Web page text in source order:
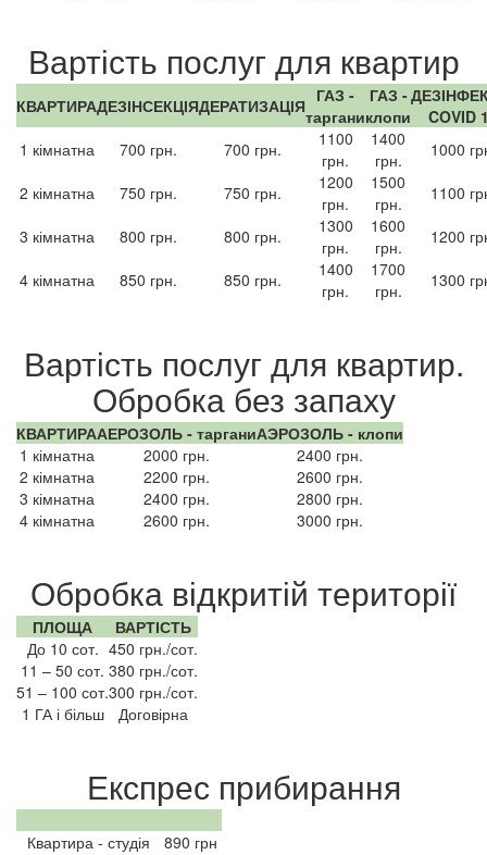
Вартість послуг для квартир
КВАРТИРАДЕЗІНСЕКЦІЯДЕРАТИЗАЦІЯ ГАЗ -
таргани
ГАЗ -
клопи
COVID
1 кімнатна
700 грн. 700 грн.
1100
грн.
1400
грн.
1000
2 кімнатна
750 грн. 750 грн.
1200
грн.
1500
грн.
1100
3 кімнатна
800 грн. 800 грн.
1300
грн.
1600
грн.
1200
4 кімнатна
850 грн. 850 грн.
1400
грн.
1700
грн.
1300
Вартість послуг для квартир.
Обробка без запаху
КВАРТИРААЕРОЗОЛЬ - тарганиАЭРОЗОЛЬ - клопи
1 кімнатна
2000 грн.
2400 грн.
2 кімнатна
2200 грн.
2600 грн.
3 кімнатна
2400 грн.
2800 грн.
4 кімнатна
2600 грн. 3000 грн.
Обробка відкритій території
ПЛОЩА
ВАРТІСТЬ
До 10 сот. 450 грн./сот.
11 – 50 сот. 380 грн./сот.
51 – 100 сот.300 грн./сот.
1 ГА і більш
Договірна
Експрес прибирання
Квартира - студія
890 грн